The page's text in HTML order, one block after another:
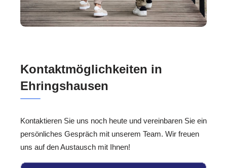
Kontaktmöglichkeiten in
Ehringshausen
Kontaktieren Sie uns noch heute und vereinbaren Sie ein
persönliches Gespräch mit unserem Team. Wir freuen
uns auf den Austausch mit Ihnen!